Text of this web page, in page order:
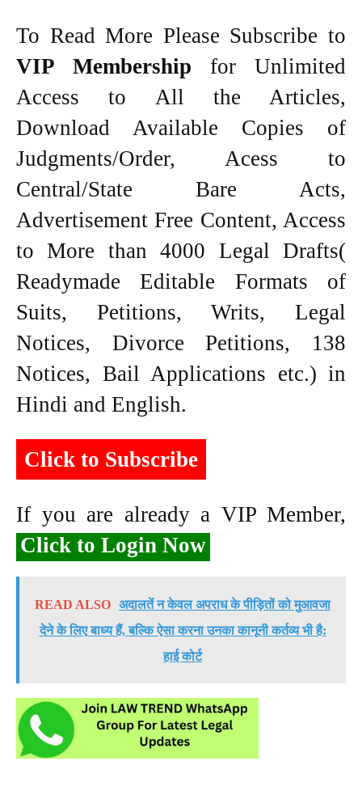
To Read More Please Subscribe to
VIP Membership for Unlimited
Access to All the Articles,
Download Available Copies of
Judgments/Order, Acess to
Central/State Bare Acts,
Advertisement Free Content, Access
to More than 4000 Legal Drafts(
Readymade Editable Formats of
Suits, Petitions, Writs, Legal
Notices, Divorce Petitions, 138
Notices, Bail Applications etc.) in
Hindi and English.
Click to Subscribe
If you are already a VIP Member,
Click to Login Now
READ ALSO अदालतें न केवल अपराध के पीड़ितों को मुआवजा
देने के लिए बाध्य हैं, बल्कि ऐसा करना उनका कानूनी कर्तव्य भी है:
हाई कोर्ट